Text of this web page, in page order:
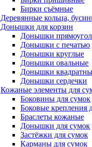
Бирки съёмные
Деревянные кольца,
Донышки для корзин
Донышки
Донышки с печатью
Донышки круглые
Донышки овальные
Донышки
Донышки сердечки
Кожаные элементы для
Боковины для сумок
Боковые крепления
Браслеты кожаные
Донышки для сумок
Застёжки для сумок
Карманы для сумок